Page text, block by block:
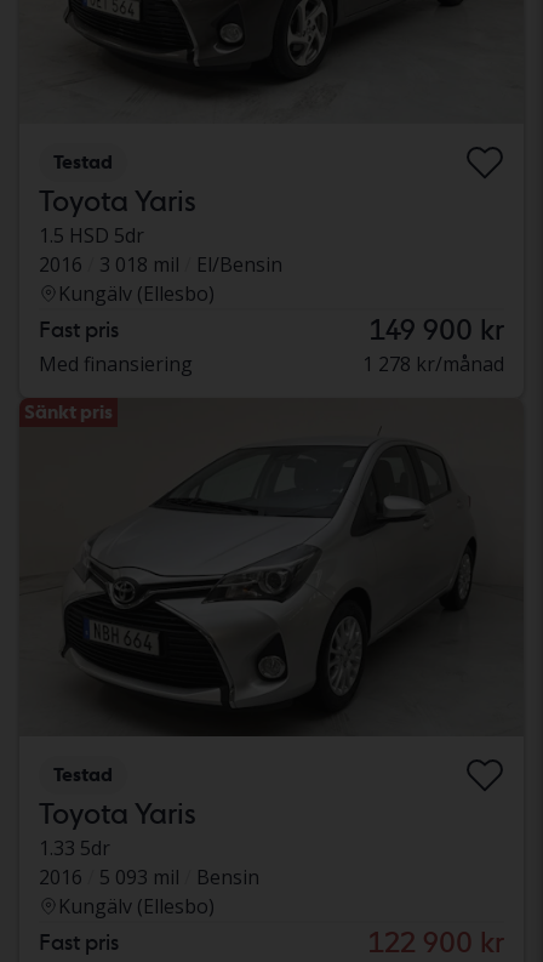
Testad
Toyota Yaris
1.5 HSD 5dr
2016
3 018 mil
El/Bensin
Kungälv (Ellesbo)
Fast pris 149 900 kr
Med finansiering 1 278 kr/månad
Sänkt pris
Testad
Toyota Yaris
1.33 5dr
2016
5 093 mil
Bensin
Kungälv (Ellesbo)
Fast pris 122 900 kr